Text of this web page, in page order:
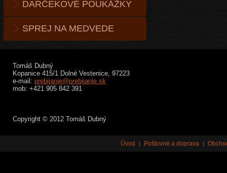
DARČEKOVÉ POUKÁŽKY
SPREJ NA MEDVEDE
Tomáš Dubný
Kopanice 415/1 Dolné Vestenice, 97223
e-mail: prebijanie@prebijanie.sk
mob: +421 905 842 391
Copyright © 2012 Tomáš Dubný
Úvod | Poštovné a doprava |